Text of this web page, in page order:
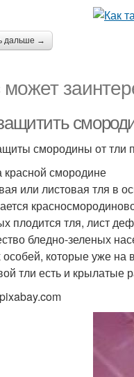
дальше →
смородины от тли
красной смородине
или листовая тля в
плодится тля, лист
бледно-зеленых
которые уже
тли есть и крылатые